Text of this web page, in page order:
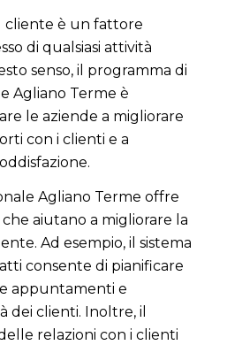
cliente è un fattore
di qualsiasi attività
senso, il programma di
Agliano Terme è
le aziende a migliorare
con i clienti e a
Agliano Terme offre
aiutano a migliorare la
Ad esempio, il sistema
consente di pianificare
appuntamenti e
dei clienti. Inoltre, il
relazioni con i clienti